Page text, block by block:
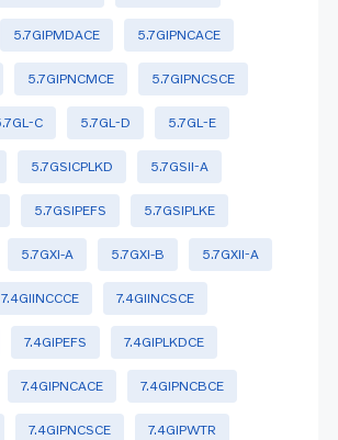
5.7GIPMDACE 5.7GIPNCACE
5.7GIPNCMCE 5.7GIPNCSCE
C 5.7GL-D 5.7GL-E
5.7GSICPLKD 5.7GSiI-A
5.7GSIPEFS 5.7GSIPLKE
5.7GXi-A 5.7GXi-B 5.7GXiI-A
7.4GIINCCCE 7.4GIINCSCE
7.4GiPEFS 7.4GIPLKDCE
7.4GIPNCACE 7.4GIPNCBCE
7.4GIPNCSCE 7.4GIPWTR